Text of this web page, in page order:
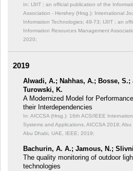
In: IJIIT ; an official publication of the
Association - Hershey (Hrsg.): International
Information Technologies; 49-73; IJIIT ; an
Information Resources Management
2020;
2019
Alwadi, A.; Nahhas, A.; Bosse, S.;
Turowski, K.
A Modernized Model for
their Interdependencies
In: AICCSA (Hrsg.): 16th ACS/IEEE
Systems and Applications, AICCSA 2019;
Abu Dhabi, UAE, IEEE; 2019;
Bachurin, A. A.; Jamous, N.;
The quality monitoring of outdoor
technologies